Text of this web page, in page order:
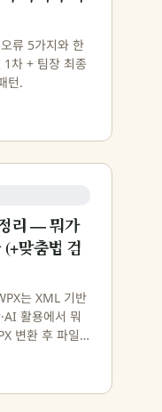
류 5가지와 한
차 + 팀장 최종
턴.
리 — 뭐가
맞춤법 검
는 XML 기반
활용에서 뭐
변환 후 파일
합니다.